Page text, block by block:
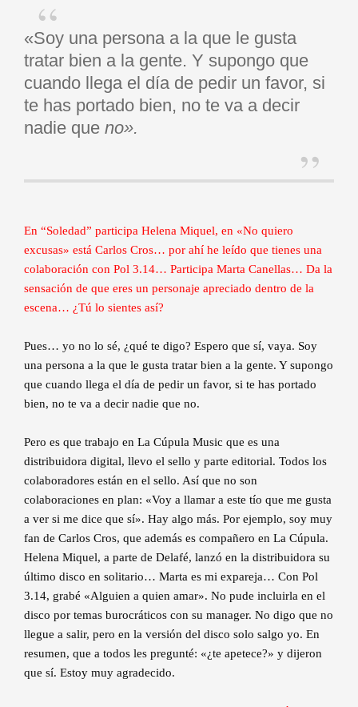
«Soy una persona a la que le gusta
tratar bien a la gente. Y supongo que
cuando llega el día de pedir un favor, si
te has portado bien, no te va a decir
nadie que no».
En “Soledad” participa Helena Miquel, en «No quiero
excusas» está Carlos Cros… por ahí he leído que tienes una
colaboración con Pol 3.14… Participa Marta Canellas… Da la
sensación de que eres un personaje apreciado dentro de la
escena… ¿Tú lo sientes así?
Pues… yo no lo sé, ¿qué te digo? Espero que sí, vaya. Soy
una persona a la que le gusta tratar bien a la gente. Y supongo
que cuando llega el día de pedir un favor, si te has portado
bien, no te va a decir nadie que no.
Pero es que trabajo en La Cúpula Music que es una
distribuidora digital, llevo el sello y parte editorial. Todos los
colaboradores están en el sello. Así que no son
colaboraciones en plan: «Voy a llamar a este tío que me gusta
a ver si me dice que sí». Hay algo más. Por ejemplo, soy muy
fan de Carlos Cros, que además es compañero en La Cúpula.
Helena Miquel, a parte de Delafé, lanzó en la distribuidora su
último disco en solitario… Marta es mi expareja… Con Pol
3.14, grabé «Alguien a quien amar». No pude incluirla en el
disco por temas burocráticos con su manager. No digo que no
llegue a salir, pero en la versión del disco solo salgo yo. En
resumen, que a todos les pregunté: «¿te apetece?» y dijeron
que sí. Estoy muy agradecido.